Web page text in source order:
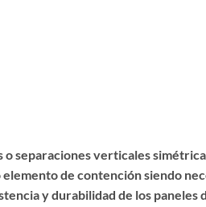
separaciones verticales
de contención siendo
y durabilidad de los paneles